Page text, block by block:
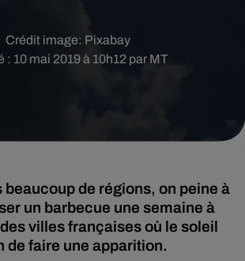
: 10 mai 2019 à 10h12 par MT
Crédit image: Pixabay
beaucoup de régions, on peine à
un barbecue une semaine à
villes françaises où le soleil
de faire une apparition.